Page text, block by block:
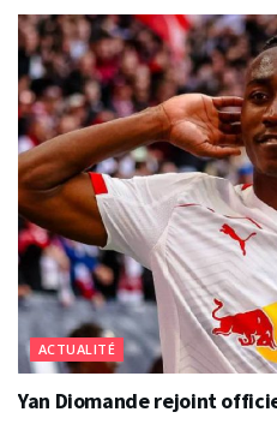
ACTUALITÉ
Yan Diomande rejoint